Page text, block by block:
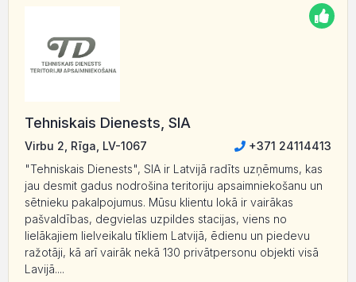
Tehniskais Dienests, SIA
Virbu 2, Rīga, LV-1067
+371 24114413
"Tehniskais Dienests", SIA ir Latvijā radīts uzņēmums, kas
jau desmit gadus nodrošina teritoriju apsaimniekošanu un
sētnieku pakalpojumus. Mūsu klientu lokā ir vairākas
pašvaldības, degvielas uzpildes stacijas, viens no
lielākajiem lielveikalu tīkliem Latvijā, ēdienu un piedevu
ražotāji, kā arī vairāk nekā 130 privātpersonu objekti visā
Lavijā....